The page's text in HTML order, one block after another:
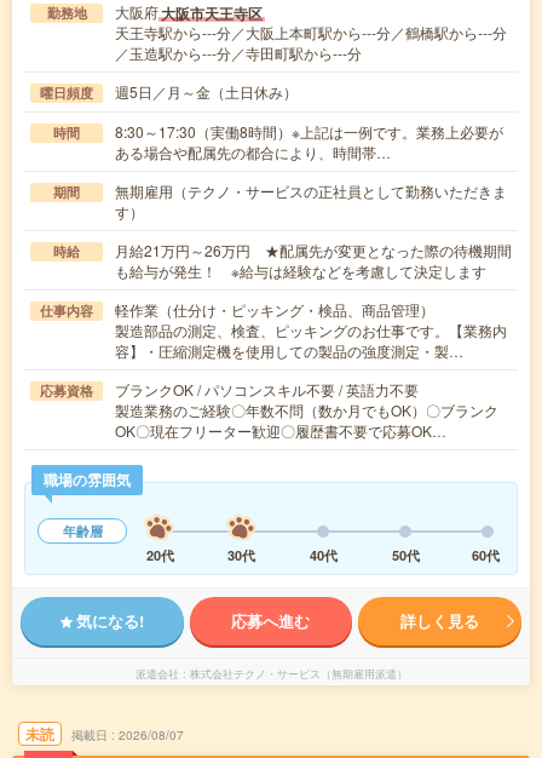
勤務地 大阪府大阪市天王寺区
天王寺駅から---分／大阪上本町駅から---分／鶴橋駅から---分
／玉造駅から---分／寺田町駅から---分
曜日頻度 週5日／月～金（土日休み）
時間
8:30～17:30（実働8時間）※上記は一例です。業務上必要が
ある場合や配属先の都合により、時間帯…
期間
無期雇用（テクノ・サービスの正社員として勤務いただきま
す）
時給
月給21万円～26万円 ★配属先が変更となった際の待機期間
も給与が発生！ ※給与は経験などを考慮して決定します
仕事内容
軽作業（仕分け・ピッキング・検品、商品管理）
製造部品の測定、検査、ピッキングのお仕事です。【業務内
容】・圧縮測定機を使用しての製品の強度測定・製…
応募資格
ブランクOK / パソコンスキル不要 / 英語力不要
製造業務のご経験〇年数不問（数か月でもOK）〇ブランク
OK〇現在フリーター歓迎〇履歴書不要で応募OK…
職場の雰囲気
年齢層
20代
30代 40代 50代 60代
気になる! 応募へ進む 詳しく見る
派遣会社 株式会社テクノ・サービス（無期雇用派遣）
未読 掲載日 2026/08/07